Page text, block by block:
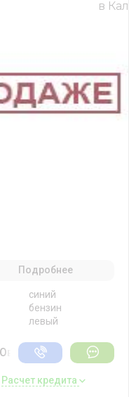
синий
бензин
левый
Подробнее
Расчет кредита